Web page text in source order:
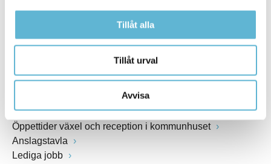
Tillåt alla
Tillåt urval
Avvisa
Fax: 0456-82 22 00
Öppettider växel och reception i kommunhuset
Anslagstavla
Lediga jobb